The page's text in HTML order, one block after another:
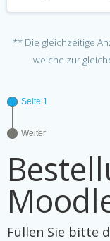
** Die gleichzeitige
welche zur
Seite 1
Weiter
Füllen Sie bitte